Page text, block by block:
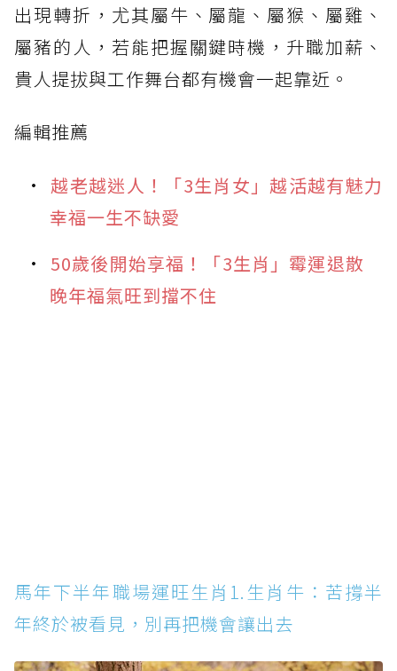
出現轉折，尤其屬牛、屬龍、屬猴、屬雞、
屬豬的人，若能把握關鍵時機，升職加薪、
貴人提拔與工作舞台都有機會一起靠近。
編輯推薦
越老越迷人！「3生肖女」越活越有魅力
幸福一生不缺愛
50歲後開始享福！「3生肖」霉運退散
晚年福氣旺到擋不住
馬年下半年職場運旺生肖1.生肖牛：苦撐半
年終於被看見，別再把機會讓出去